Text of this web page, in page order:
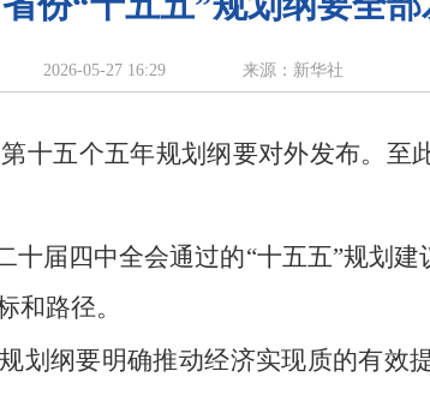
2026-05-27 16:29 来源：新华社
十五个五年规划纲要对外发布。至
十届四中全会通过的“十五五”规划建
和路径。
划纲要明确推动经济实现质的有效